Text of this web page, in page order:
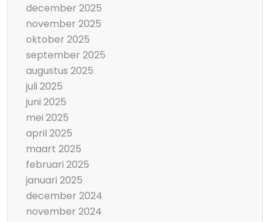
december 2025
november 2025
oktober 2025
september 2025
augustus 2025
juli 2025
juni 2025
mei 2025
april 2025
maart 2025
februari 2025
januari 2025
december 2024
november 2024